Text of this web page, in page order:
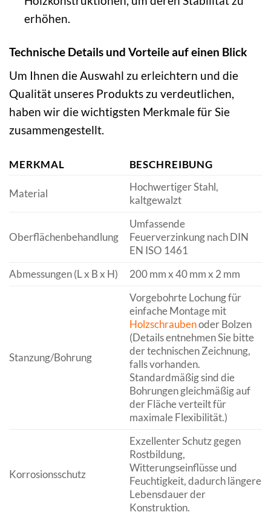
erhöhen.
Technische Details und Vorteile auf einen Blick
Um Ihnen die Auswahl zu erleichtern und die
Qualität unseres Produkts zu verdeutlichen,
haben wir die wichtigsten Merkmale für Sie
zusammengestellt.
MERKMAL BESCHREIBUNG
Material
Hochwertiger Stahl,
kaltgewalzt
Oberflächenbehandlung
Umfassende
Feuerverzinkung nach DIN
EN ISO 1461
Abmessungen (L x B x H)
200 mm x 40 mm x 2 mm
Stanzung/Bohrung
Vorgebohrte Lochung für
einfache Montage mit
Holzschraubenoder Bolzen
(Details entnehmen Sie bitte
der technischen Zeichnung,
falls vorhanden.
Standardmäßig sind die
Bohrungen gleichmäßig auf
der Fläche verteilt für
maximale Flexibilität.)
Korrosionsschutz
Exzellenter Schutz gegen
Rostbildung,
Witterungseinflüsse und
Feuchtigkeit, dadurch längere
Lebensdauer der
Konstruktion.